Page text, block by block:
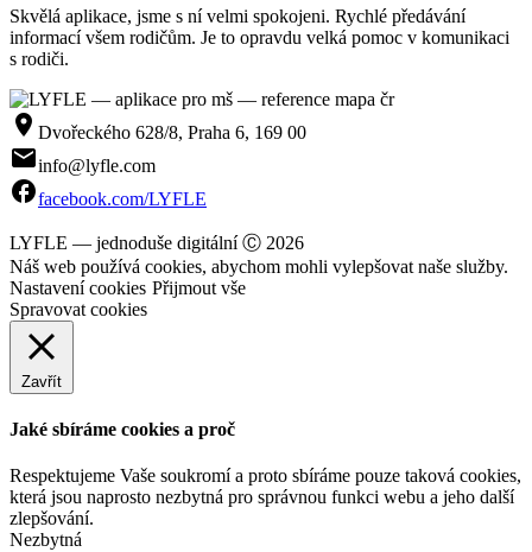
Skvělá aplikace, jsme s ní velmi spokojeni. Rychlé předávání
informací všem rodičům. Je to opravdu velká pomoc v komunikaci
s rodiči.
room Dvořeckého 628/8, Praha 6, 169 00
mailinfo@lyfle.com
facebookfacebook.com/LYFLE
LYFLE — jednoduše digitálníⒸ 2026
Náš web používá cookies, abychom mohli vylepšovat naše služby.
Nastavení cookies Přijmout vše
Spravovat cookies
Zavřít
Jaké sbíráme cookies a proč
Respektujeme Vaše soukromí a proto sbíráme pouze taková cookies,
která jsou naprosto nezbytná pro správnou funkci webu a jeho další
zlepšování.
Nezbytná